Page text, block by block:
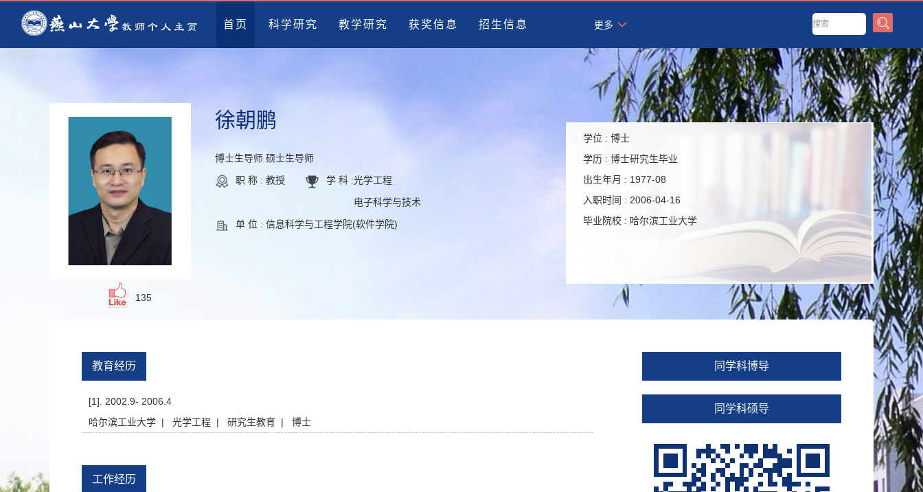
首页 科学研究 教学研究 获奖信息 招生信息 更多
135
徐朝鹏
博士生导师 硕士生导师
职 称 : 教授
学 科 :光学工程
电子科学与技术
单 位 : 信息科学与工程学院(软件学院)
学位 : 博士
学历 : 博士研究生毕业
出生年月 : 1977-08
入职时间 : 2006-04-16
毕业院校 : 哈尔滨工业大学
教育经历
[1]. 2002.9- 2006.4
哈尔滨工业大学 | 光学工程 | 研究生教育 | 博士
工作经历
同学科博导
同学科硕导